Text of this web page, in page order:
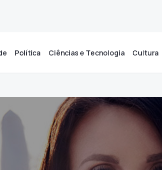
Política Ciências e Tecnologia Cultura